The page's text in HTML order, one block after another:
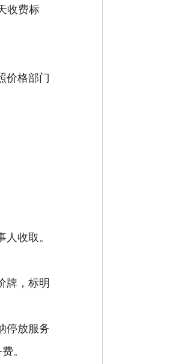
收费标
价格部门
收取。
牌，标明
停放服务
。